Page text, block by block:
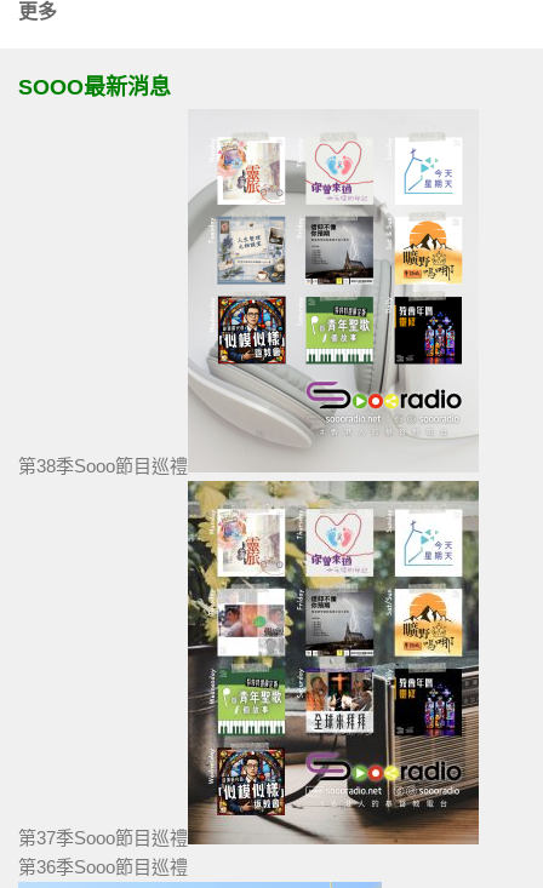
更多
SOOO最新消息
第38季Sooo節目巡禮
第37季Sooo節目巡禮
第36季Sooo節目巡禮